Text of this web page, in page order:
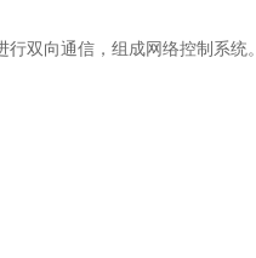
双向通信，组成网络控制系统。